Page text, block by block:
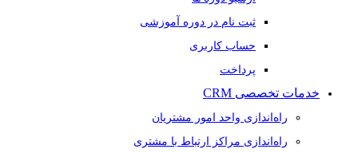
ثبت نام در دوره آموزشی
حساب کاربری
پرداخت
خدمات تخصصی CRM
راه‌اندازی واحد امور مشتریان
راه‌اندازی مراکز ارتباط با مشتری